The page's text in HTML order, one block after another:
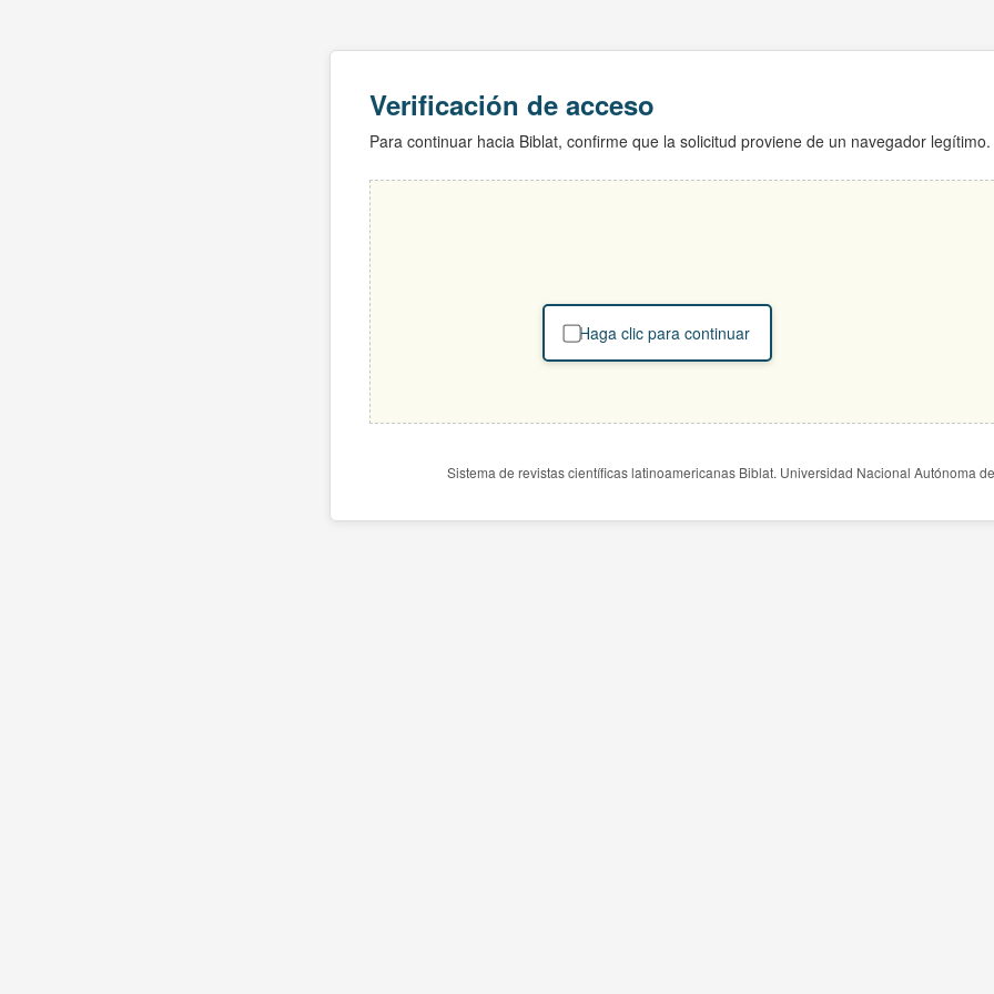
Verificación de acceso
Para continuar hacia Biblat, confirme que la solicitud proviene de un navegador legítimo.
Haga clic para continuar
Sistema de revistas científicas latinoamericanas Biblat. Universidad Nacional Autónoma